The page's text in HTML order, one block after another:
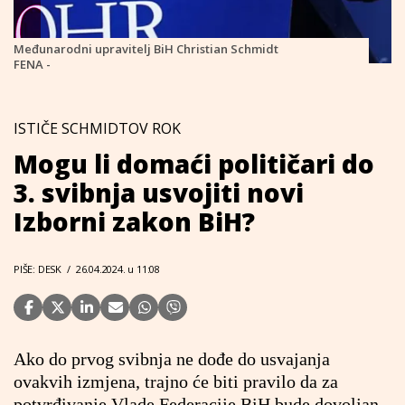
Međunarodni upravitelj BiH Christian Schmidt
FENA -
ISTIČE SCHMIDTOV ROK
Mogu li domaći političari do
3. svibnja usvojiti novi
Izborni zakon BiH?
PIŠE: DESK / 26.04.2024. u 11:08
Ako do prvog svibnja ne dođe do usvajanja
ovakvih izmjena, trajno će biti pravilo da za